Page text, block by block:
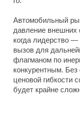
Автомобильный
давление внешних
когда лидерство —
вызов для
флагманом по
конкурентным. Без
ценовой гибкости
будет крайне